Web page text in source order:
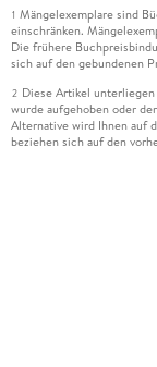
1 Mängelexemplare sind
einschränken.
Die frühere
sich auf den gebundenen
2 Diese Artikel
wurde aufgehoben oder
Alternative wird Ihnen auf
beziehen sich auf den